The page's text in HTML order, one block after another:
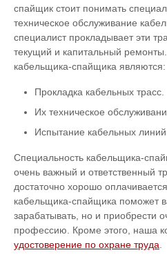
спайщик стоит понимать
техническое обслуживание
специалист прокладывает эти
текущий и капитальный
кабельщика-спайщика являются:
Прокладка кабельных трасс.
Их техническое
Испытание кабельных линий.
Специальность кабельщика-
очень важный и ответственный
достаточно хорошо
кабельщика-спайщика поможет
зарабатывать, но и приобрести
профессию. Кроме этого, наша
удостоверение по охране труда